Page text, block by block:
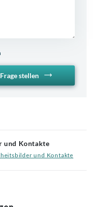
Frage stellen
und Kontakte
und Kontakte